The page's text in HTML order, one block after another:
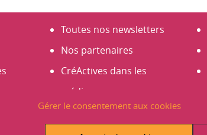
Gérer le consentement aux cookies
Toutes nos newsletters
Nos partenaires
CréActives dans les
médias
Espace presse